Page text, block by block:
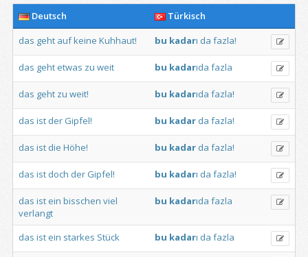
Deutsch
Türkisch
das geht aufkeine Kuhhaut! bu kadarı da fazla!
das geht etwas zu weit bu kadarıda fazla
das geht zu weit! bu kadarıda fazla!
das ist der Gipfel! bu kadar da fazla!
das ist die Höhe! bu kadar da fazla!
das ist doch der Gipfel! bu kadarı da fazla!
das ist ein bisschen viel
verlangt
bu kadarıda fazla
das ist ein starkes Stück bu kadarı da fazla